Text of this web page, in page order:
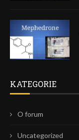
KATEGORIE
O forum
Uncategorized